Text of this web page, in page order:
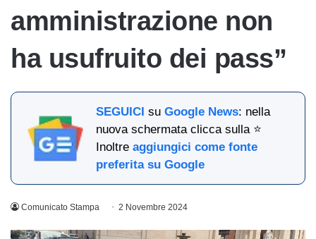
amministrazione non
ha usufruito dei pass”
SEGUICI suGoogle News: nella
nuova schermata clicca sulla ⭐
Inoltreaggiungici come fonte
preferita su Google
Comunicato Stampa 2 Novembre 2024